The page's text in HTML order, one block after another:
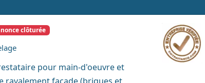
clôturée
pour main-d'oeuvre et